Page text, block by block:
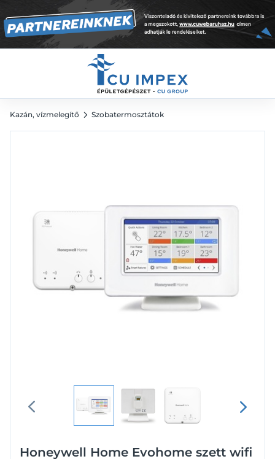
Kazán, vízmelegítő Szobatermosztátok
Honeywell Home Evohome szett wifi
130 414 Ft
181 131 Ft